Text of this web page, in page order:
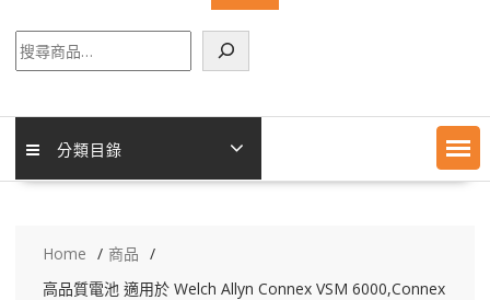
尋
分類目錄
Home
商品
高品質電池 適用於 Welch Allyn Connex VSM 6000,Connex